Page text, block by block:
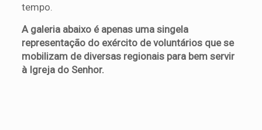
tempo.
A galeria abaixo é apenas uma singela
representação do exército de voluntários que se
mobilizam de diversas regionais para bem servir
à Igreja do Senhor.